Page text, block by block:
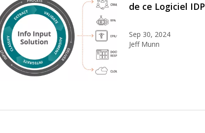
de ce Logiciel IDP
Sep 30, 2024
Jeff Munn